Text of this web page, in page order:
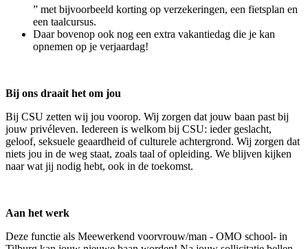
” met bijvoorbeeld korting op verzekeringen, een fietsplan en
een taalcursus.
Daar bovenop ook nog een extra vakantiedag die je kan
opnemen op je verjaardag!
Bij ons draait het om jou
Bij CSU zetten wij jou voorop. Wij zorgen dat jouw baan past bij
jouw privéleven. Iedereen is welkom bij CSU: ieder geslacht,
geloof, seksuele geaardheid of culturele achtergrond. Wij zorgen dat
niets jou in de weg staat, zoals taal of opleiding. We blijven kijken
naar wat jij nodig hebt, ook in de toekomst.
Aan het werk
Deze functie als Meewerkend voorvrouw/man - OMO school- in